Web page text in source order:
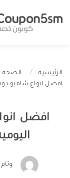
الرئيسية
الصحة
افضل انواع شامبو دوف 2026 للعناية اليومية بفروة الرأس